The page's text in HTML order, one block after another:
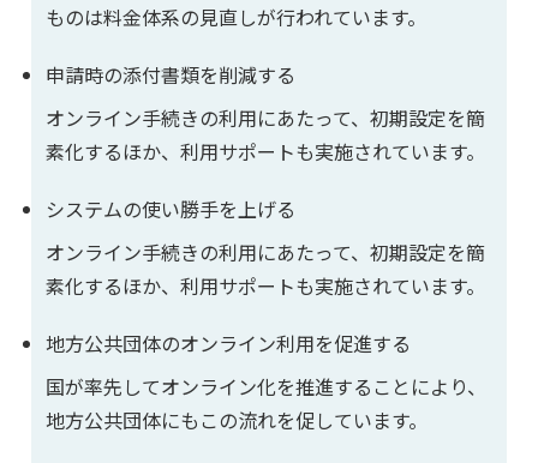
ものは料金体系の見直しが行われています。
申請時の添付書類を削減する
オンライン手続きの利用にあたって、初期設定を簡
素化するほか、利用サポートも実施されています。
システムの使い勝手を上げる
オンライン手続きの利用にあたって、初期設定を簡
素化するほか、利用サポートも実施されています。
地方公共団体のオンライン利用を促進する
国が率先してオンライン化を推進することにより、
地方公共団体にもこの流れを促しています。